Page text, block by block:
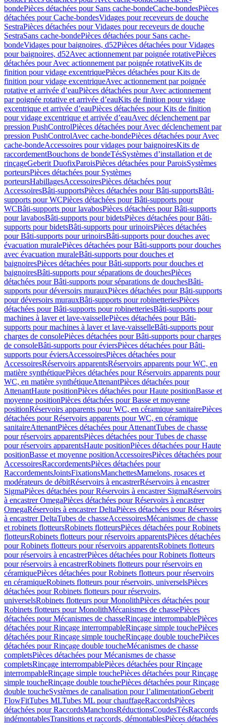
bondePièces détachées pour Sans cache-bondeCache-bondesPièces
détachées pour Cache-bondesVidages pour receveurs de douche
SestraPièces détachées pour Vidages pour receveurs de douche
SestraSans cache-bondePièces détachées pour Sans cache-
bondeVidages pour baignoires, d52Pièces détachées pour Vidages
pour baignoires, d52Avec actionnement par poignée rotativePièces
détachées pour Avec actionnement par poignée rotativeKits de
finition pour vidage excentriquePièces détachées pour Kits de
finition pour vidage excentriqueAvec actionnement par poignée
rotative et arrivée d’eauPièces détachées pour Avec actionnement
par poignée rotative et arrivée d’eauKits de finition pour vidage
excentrique et arrivée d’eauPièces détachées pour Kits de finition
pour vidage excentrique et arrivée d’eauAvec déclenchement par
pression PushControlPièces détachées pour Avec déclenchement par
pression PushControlAvec cache-bondePièces détachées pour Avec
cache-bondeAccessoires pour vidages pour baignoiresKits de
raccordementBouchons de bondeTésSystèmes d’installation et de
rinçageGeberit DuofixParoisPièces détachées pour ParoisSystèmes
porteursPièces détachées pour Systèmes
porteursHabillagesAccessoiresPièces détachées pour
AccessoiresBâti-supportsPièces détachées pour Bâti-supportsBâti-
supports pour WCPièces détachées pour Bâti-supports pour
WCBâti-supports pour lavabosPièces détachées pour Bâti-supports
pour lavabosBâti-supports pour bidetsPièces détachées pour Bâti-
supports pour bidetsBâti-supports pour urinoirsPièces détachées
pour Bâti-supports pour urinoirsBâti-supports pour douches avec
évacuation muralePièces détachées pour Bâti-supports pour douches
avec évacuation muraleBâti-supports pour douches et
baignoiresPièces détachées pour Bâti-supports pour douches et
baignoiresBâti-supports pour séparations de douchesPièces
détachées pour Bâti-supports pour séparations de douchesBâti-
supports pour déversoirs murauxPièces détachées pour Bâti-supports
pour déversoirs murauxBâti-supports pour robinetteriesPièces
détachées pour Bâti-supports pour robinetteriesBâti-supports pour
machines à laver et lave-vaissellePièces détachées pour Bâti-
supports pour machines à laver et lave-vaisselleBâti-supports pour
charges de consolePièces détachées pour Bâti-supports pour charges
de consoleBâti-supports pour éviersPièces détachées pour Bâti-
supports pour éviersAccessoiresPièces détachées pour
AccessoiresRéservoirs apparentsRéservoirs apparents pour WC, en
matière synthétiquePièces détachées pour Réservoirs apparents pour
WC, en matière synthétiqueAttenantPièces détachées pour
AttenantHaute positionPièces détachées pour Haute positionBasse et
moyenne positionPièces détachées pour Basse et moyenne
positionRéservoirs apparents pour WC, en céramique sanitairePièces
détachées pour Réservoirs apparents pour WC, en céramique
sanitaireAttenantPièces détachées pour AttenantTubes de chasse
pour réservoirs apparentsPièces détachées pour Tubes de chasse
pour réservoirs apparentsHaute positionPièces détachées pour Haute
positionBasse et moyenne positionAccessoiresPièces détachées pour
AccessoiresRaccordementsPièces détachées pour
RaccordementsJointsFixationsManchettesMamelons, rosaces et
modérateurs de débitRéservoirs à encastrerRéservoirs à encastrer
SigmaPièces détachées pour Réservoirs à encastrer SigmaRéservoirs
à encastrer OmegaPièces détachées pour Réservoirs à encastrer
OmegaRéservoirs à encastrer DeltaPièces détachées pour Réservoirs
à encastrer DeltaTubes de chasseAccessoiresMécanismes de chasse
et robinets flotteursRobinets flotteursPièces détachées pour Robinets
flotteursRobinets flotteurs pour réservoirs apparentsPièces détachées
pour Robinets flotteurs pour réservoirs apparentsRobinets flotteurs
pour réservoirs à encastrerPièces détachées pour Robinets flotteurs
pour réservoirs à encastrerRobinets flotteurs pour réservoirs en
céramiquePièces détachées pour Robinets flotteurs pour réservoirs
en céramiqueRobinets flotteurs pour réservoirs, universelsPièces
détachées pour Robinets flotteurs pour réservoirs,
universelsRobinets flotteurs pour MonolithPièces détachées pour
Robinets flotteurs pour MonolithMécanismes de chassePièces
détachées pour Mécanismes de chasseRinçage interrompablePièces
détachées pour Rinçage interrompableRinçage simple touchePièces
détachées pour Rinçage simple toucheRinçage double touchePièces
détachées pour Rinçage double toucheMécanismes de chasse
completsPièces détachées pour Mécanismes de chasse
completsRinçage interrompablePièces détachées pour Rinçage
interrompableRinçage simple touchePièces détachées pour Rinçage
simple toucheRinçage double touchePièces détachées pour Rinçage
double toucheSystèmes de canalisation pour l’alimentationGeberit
FlowFitTubes MLTubes ML pour chauffageRaccordsPièces
détachées pour RaccordsManchonsRéductionsCoudesTésRaccords
indémontablesTransitions et raccords, démontablesPièces détachées